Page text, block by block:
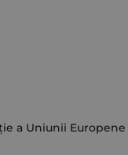
a Uniunii